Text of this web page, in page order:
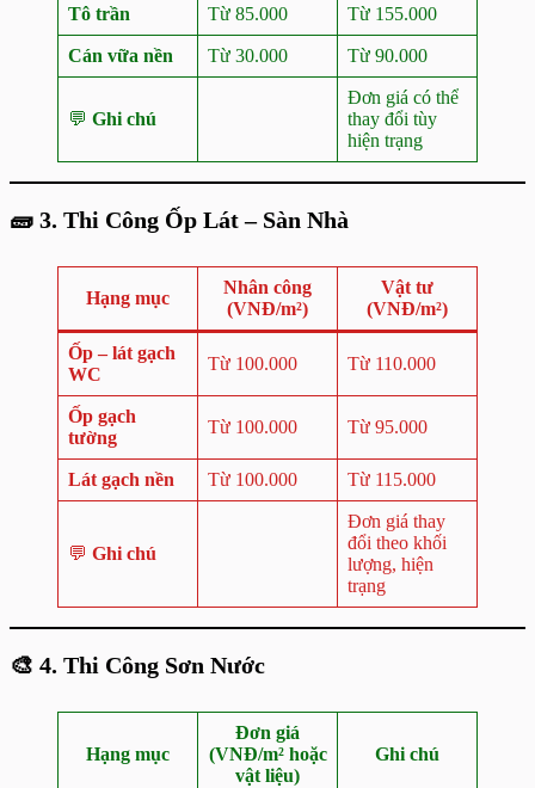
Tô trần Từ 85.000 Từ 155.000
Cán vữa nền Từ 30.000 Từ 90.000
💬 Ghi chú
Đơn giá có thể
thay đổi tùy
hiện trạng
🧱 3. Thi Công Ốp Lát – Sàn Nhà
Hạng mục
Nhân công
(VNĐ/m²)
Vật tư
(VNĐ/m²)
Ốp – lát gạch
WC
Từ 100.000 Từ 110.000
Ốp gạch
tường
Từ 100.000 Từ 95.000
Lát gạch nền Từ 100.000 Từ 115.000
💬 Ghi chú
Đơn giá thay
đổi theo khối
lượng, hiện
trạng
🎨 4. Thi Công Sơn Nước
Hạng mục
Đơn giá
(VNĐ/m² hoặc
vật liệu)
Ghi chú